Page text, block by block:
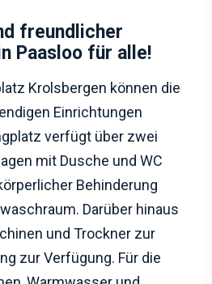
freundlicher
Paasloo für alle!
Krolsbergen können die
Einrichtungen
verfügt über zwei
mit Dusche und WC
Behinderung
Darüber hinaus
und Trockner zur
zur Verfügung. Für die
Warmwasser und